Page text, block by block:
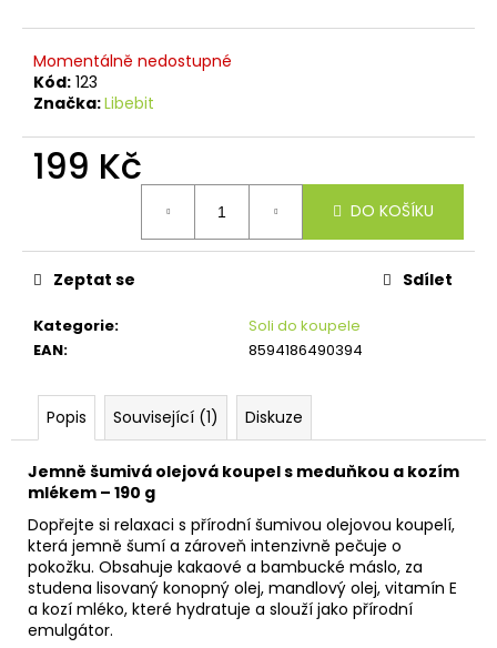
Momentálně nedostupné
Kód: 123
Značka:Libebit
199 Kč
DO KOŠÍKU
Kategorie:
Soli do koupele
EAN: 8594186490394
Zeptat se Sdílet
Popis Související (1) Diskuze
Jemně šumivá olejová koupel s meduňkou a kozím
mlékem – 190 g
Dopřejte si relaxaci s přírodní šumivou olejovou koupelí,
která jemně šumí a zároveň intenzivně pečuje o
pokožku. Obsahuje kakaové a bambucké máslo, za
studena lisovaný konopný olej, mandlový olej, vitamín E
a kozí mléko, které hydratuje a slouží jako přírodní
emulgátor.
o
u
č
u